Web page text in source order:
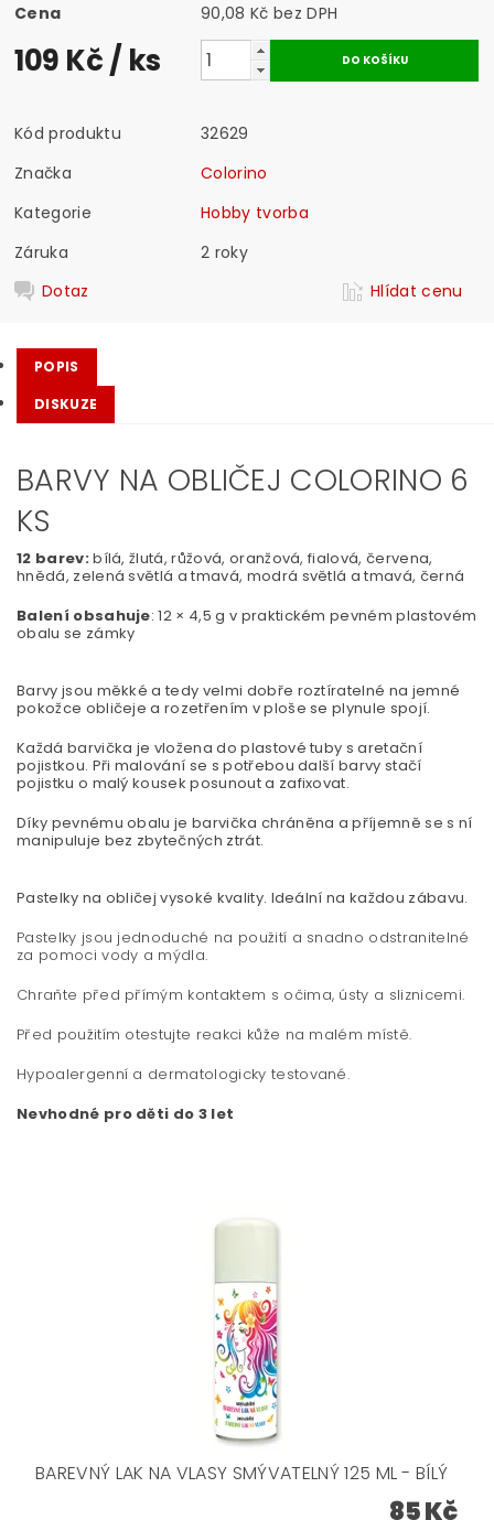
Cena
90,08 Kč bez DPH
109 Kč/ ks
Kód produktu
32629
Značka
Colorino
Kategorie
Hobby tvorba
Záruka
2 roky
Dotaz
Hlídat cenu
POPIS
DISKUZE
BARVY NA OBLIČEJ COLORINO 6
KS
12 barev:bílá, žlutá, růžová, oranžová, fialová, červena,
hnědá, zelená světlá a tmavá, modrá světlá a tmavá, černá
Balení obsahuje: 12 × 4,5 g v praktickém pevném plastovém
obalu se zámky
Barvy jsou měkké a tedy velmi dobře roztíratelné na jemné
pokožce obličeje a rozetřením v ploše se plynule spojí.
Každá barvička je vložena do plastové tuby s aretační
pojistkou. Při malování se s potřebou další barvy stačí
pojistku o malý kousek posunout a zafixovat.
Díky pevnému obalu je barvička chráněna a příjemně se s ní
manipuluje bez zbytečných ztrát.
Pastelky na obličej vysoké kvality. Ideální na každou zábavu.
Pastelky jsou jednoduché na použití a snadno odstranitelné
za pomoci vody a mýdla.
Chraňte před přímým kontaktem s očima, ústy a sliznicemi.
Před použitím otestujte reakci kůže na malém místě.
Hypoalergenní a dermatologicky testované.
Nevhodné pro děti do 3 let
BAREVNÝ LAK NA VLASY SMÝVATELNÝ 125 ML - BÍLÝ
85 Kč